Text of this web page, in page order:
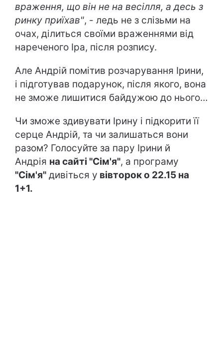
враження, що він не на весілля, а десь з
ринку приїхав", - ледь не з слізьми на
очах, ділиться своїми враженнями від
нареченого Іра, після розпису.
Але Андрій помітив розчарування Ірини,
і підготував подарунок, після якого, вона
не зможе лишитися байдужою до нього…
Чи зможе здивувати Ірину і підкорити її
серце Андрій, та чи залишаться вони
разом? Голосуйте за пару Ірини й
Андрія на сайті "Сім'я", а програму
"Сім'я" дивіться у вівторок о 22.15 на
1+1.